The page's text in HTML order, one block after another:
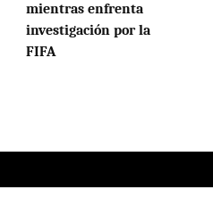
mientras enfrenta
investigación por la
FIFA